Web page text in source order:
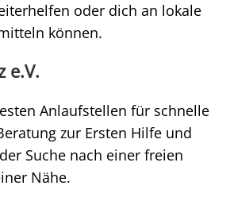
oder dich an lokale
können.
e.V.
Anlaufstellen für schnelle
zur Ersten Hilfe und
Suche nach einer freien
Nähe.